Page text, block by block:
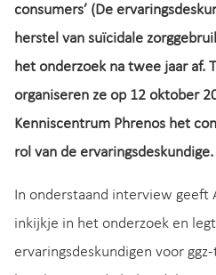
consumers’ (De
herstel van suïcidale
het onderzoek na twee jaar af.
organiseren ze op 12 oktober
Kenniscentrum Phrenos het
rol van de ervaringsdeskundige.
In onderstaand interview geeft
inkijkje in het onderzoek en
ervaringsdeskundigen voor